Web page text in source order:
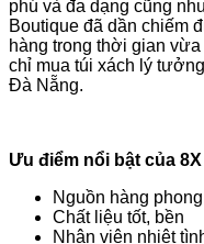
phú và đa dạng cũng
Boutique đã dần chiếm
hàng trong thời gian
chỉ mua túi xách lý
Đà Nẵng.
Ưu điểm nổi bật của
Nguồn hàng
Chất liệu tốt, bền
Nhân viên nhiệt